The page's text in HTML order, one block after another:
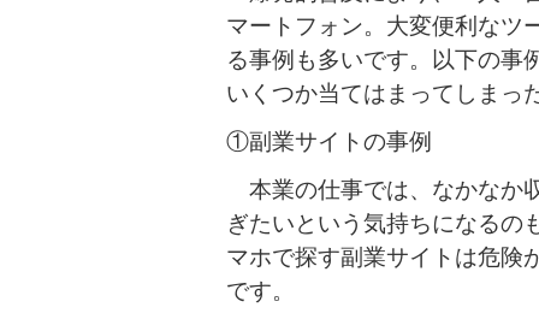
マートフォン。大変便利なツ
る事例も多いです。以下の事
いくつか当てはまってしまっ
①副業サイトの事例
本業の仕事では、なかなか
ぎたいという気持ちになるの
マホで探す副業サイトは危険
です。